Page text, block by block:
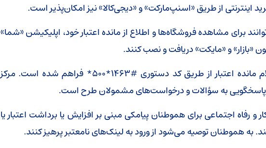
اینترنتی از طریق «اسنپ‌مارکت» و «دیجی‌کالا» نیز امکان‌پذیر است.
برای مشاهده فروشگاه‌ها و اطلاع از مانده اعتبار خود، اپلیکیشن «شما»
«بازار» و «مایکت» دریافت و نصب کنند.
همچنین امکان استعلام مانده اعتبار از طریق کد دستوری #۱۴۶۳*۵۰۰* فراهم شده است. مرکز
و رفاه اجتماعی برای هموطنان پیامکی مبنی بر افزایش یا برداشت اعتبار یا
به هموطنان توصیه می‌شود از ورود به لینک‌های نامعتبر پرهیز کنند.